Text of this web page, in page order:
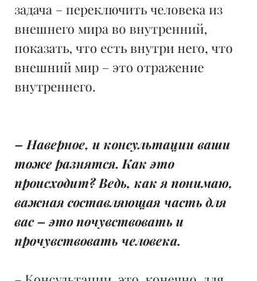
задача – переключить человека из
внешнего мира во внутренний,
показать, что есть внутри него, что
внешний мир – это отражение
внутреннего.
– Наверное, и консультации ваши
тоже разнятся. Как это
происходит? Ведь, как я понимаю,
важная составляющая часть для
вас – это почувствовать и
прочувствовать человека.